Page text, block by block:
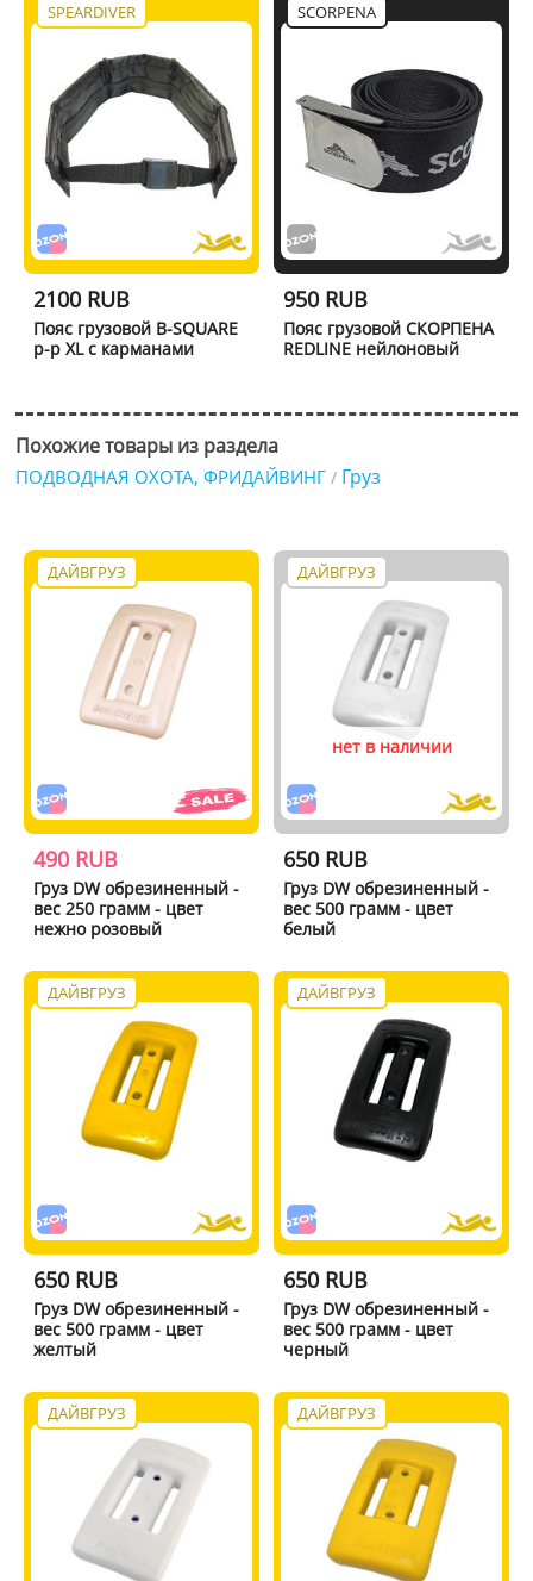
SPEARDIVER
2100 RUB
Пояс грузовой B-SQUARE
р-р XL с карманами
SCORPENA
950 RUB
Пояс грузовой СКОРПЕНА
REDLINE нейлоновый
Похожие товары из раздела
ПОДВОДНАЯ ОХОТА, ФРИДАЙВИНГ / Груз
ДАЙВГРУЗ
490 RUB
Груз DW обрезиненный -
вес 250 грамм - цвет
нежно розовый
ДАЙВГРУЗ
нет в наличии
650 RUB
Груз DW обрезиненный -
вес 500 грамм - цвет
белый
ДАЙВГРУЗ
650 RUB
Груз DW обрезиненный -
вес 500 грамм - цвет
желтый
ДАЙВГРУЗ
650 RUB
Груз DW обрезиненный -
вес 500 грамм - цвет
черный
ДАЙВГРУЗ ДАЙВГРУЗ